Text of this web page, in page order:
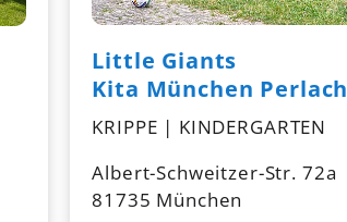
Little Giants
Kita München Perlach
KRIPPE | KINDERGARTEN
Albert-Schweitzer-Str. 72a
81735 München